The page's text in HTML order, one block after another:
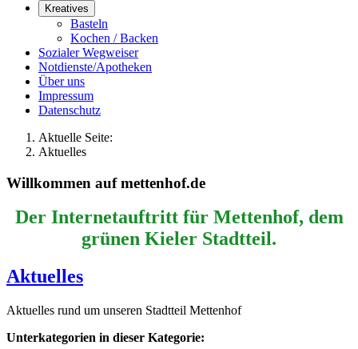
Kreatives
Basteln
Kochen / Backen
Sozialer Wegweiser
Notdienste/Apotheken
Über uns
Impressum
Datenschutz
Aktuelle Seite:
Aktuelles
Willkommen auf mettenhof.de
Der Internetauftritt für Mettenhof, dem
grünen Kieler Stadtteil.
Aktuelles
Aktuelles rund um unseren Stadtteil Mettenhof
Unterkategorien in dieser Kategorie: